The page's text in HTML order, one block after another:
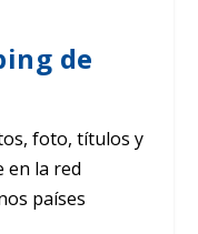
de
foto, títulos y
en la red
países